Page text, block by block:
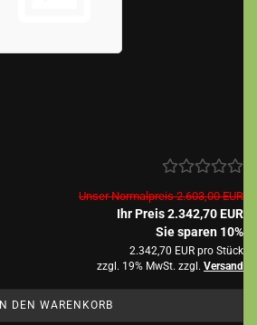
Unser Normalpreis 2.603,00 EUR
Ihr Preis 2.342,70 EUR
Sie sparen 10%
2.342,70 EUR pro Stück
zzgl. 19% MwSt. zzgl. Versand
IN DEN WARENKORB